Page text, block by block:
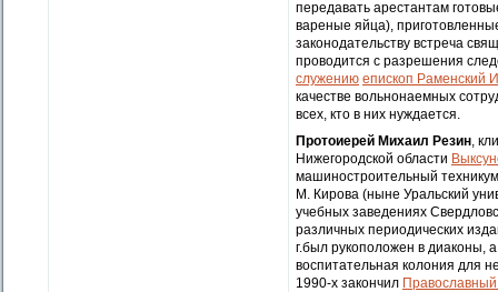
передавать арестантам
вареные яйца),
законодательству встреча
проводится с разрешения
служению епископ Раменский
качестве вольнонаемных
всех, кто в них нуждается.
Протоиерей Михаил Резин,
Нижегородской области
машиностроительный
М. Кирова (ныне Уральский
учебных заведениях
различных периодических
г.был рукоположен в диаконы,
воспитательная колония для
1990-х закончил Православный